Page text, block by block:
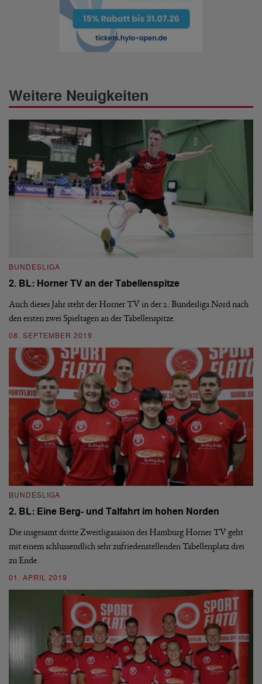
Weitere Neuigkeiten
BUNDESLIGA
2. BL: Horner TV an der Tabellenspitze
Auch dieses Jahr steht der Horner TV in der 2. Bundesliga Nord nach
den ersten zwei Spieltagen an der Tabellenspitze.
08. SEPTEMBER 2019
BUNDESLIGA
2. BL: Eine Berg- und Talfahrt im hohen Norden
Die insgesamt dritte Zweitligasaison des Hamburg Horner TV geht
mit einem schlussendlich sehr zufriedenstellenden Tabellenplatz drei
zu Ende.
01. APRIL 2019